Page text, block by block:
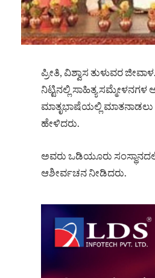
ಪ್ರೀತಿ, ವಿಶ್ವಾಸ ತುಳುವರ
ನಿಟ್ಟಿನಲ್ಲಿ ಸಾಹಿತ್ಯ ಸಮ್ಮೇಳನಗಳ
ಮಾತೃಭಾಷೆಯಲ್ಲಿ ಮಾತನಾಡಲು
ಹೇಳಿದರು.
ಅವರು ಒಡಿಯೂರು
ಆಶೀರ್ವಚನ ನೀಡಿದರು.